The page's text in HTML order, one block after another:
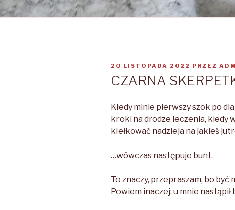
OPUBLIKOWANE
W
20 LISTOPADA 2022 PRZEZ
CZARNA
Kiedy minie pierwszy szok po
kroki na drodze leczenia, kiedy
kiełkować nadzieja na jakieś
…wówczas następuje bunt.
To znaczy, przepraszam, bo być
Powiem inaczej: u mnie nastąpił